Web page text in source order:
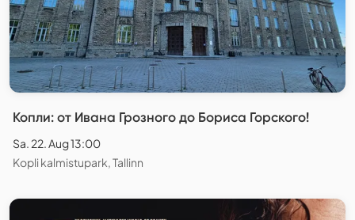
Копли: от Ивана Грозного до Бориса Горского!
Sa. 22. Aug 13:00
Kopli kalmistupark, Tallinn